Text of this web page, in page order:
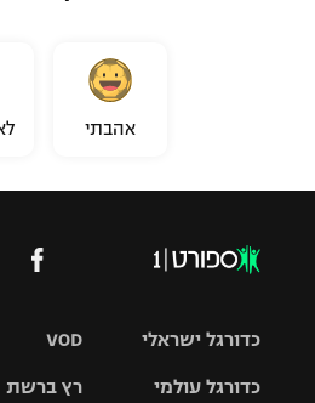
אהבתי
VOD
רץ ברשת
כדורגל ישראלי
כדורגל עולמי